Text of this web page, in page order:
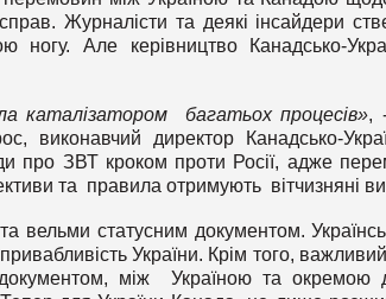
Журналісти та деякі інсайдери
ногу. Але керівництво Канадсько-
каталізатором багатьох процесів»,
виконавчий директор Канадсько-
про ЗВТ кроком проти Росії, адже
та правила отримують вітчизняні
вельми статусним документом.
України. Крім того,
між Україною та